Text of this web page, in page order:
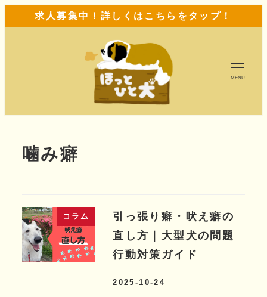
求人募集中！詳しくはこちらをタップ！
MENU
噛み癖
コラム
引っ張り癖・吠え癖の
直し方｜大型犬の問題
行動対策ガイド
2025-10-24